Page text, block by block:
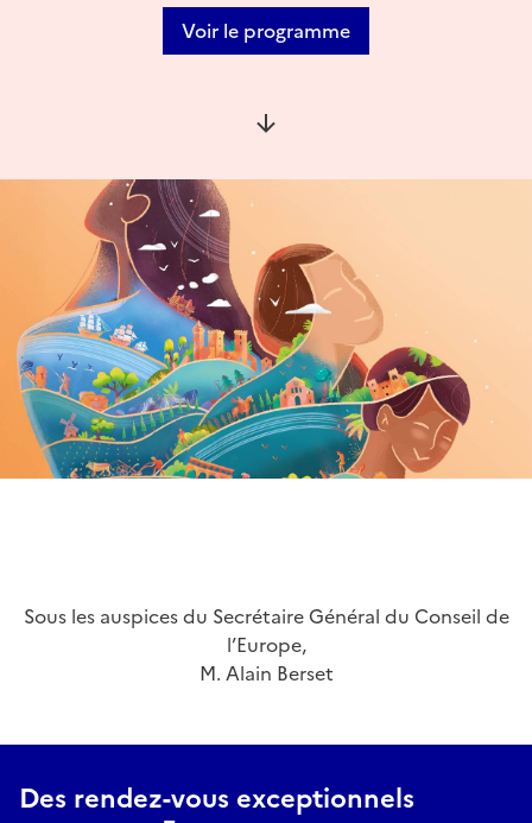
Voir le programme
Sous les auspices du Secrétaire Général du Conseil de
l’Europe,
M. Alain Berset
Des rendez-vous exceptionnels